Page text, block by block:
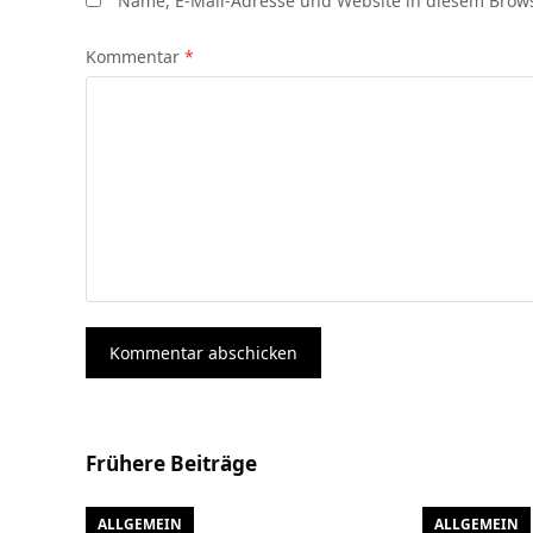
Kommentar *
Frühere Beiträge
ALLGEMEIN ALLGEMEIN